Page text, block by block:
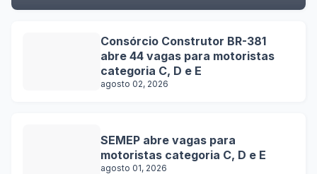
Consórcio Construtor BR-381
abre 44 vagas para motoristas
categoria C, D e E
agosto 02, 2026
SEMEP abre vagas para
motoristas categoria C, D e E
agosto 01, 2026